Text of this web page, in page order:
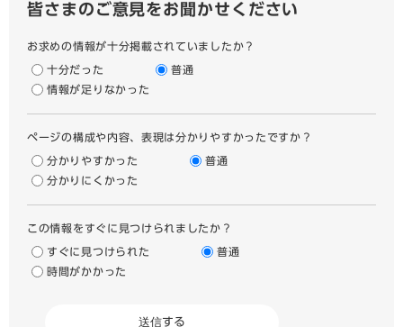
皆さまのご意見をお聞かせください
お求めの情報が十分掲載されていましたか？
十分だった
普通
情報が足りなかった
ページの構成や内容、表現は分かりやすかったですか？
分かりやすかった
普通
分かりにくかった
この情報をすぐに見つけられましたか？
すぐに見つけられた
普通
時間がかかった